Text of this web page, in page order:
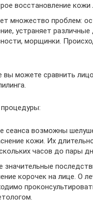
восстановление кожи
множество проблем:
устраняет
морщинки.
можете сравнить
процедуры:
сеанса возможны
кожи. Их
часов до пары
значительные
корочек на лице. О